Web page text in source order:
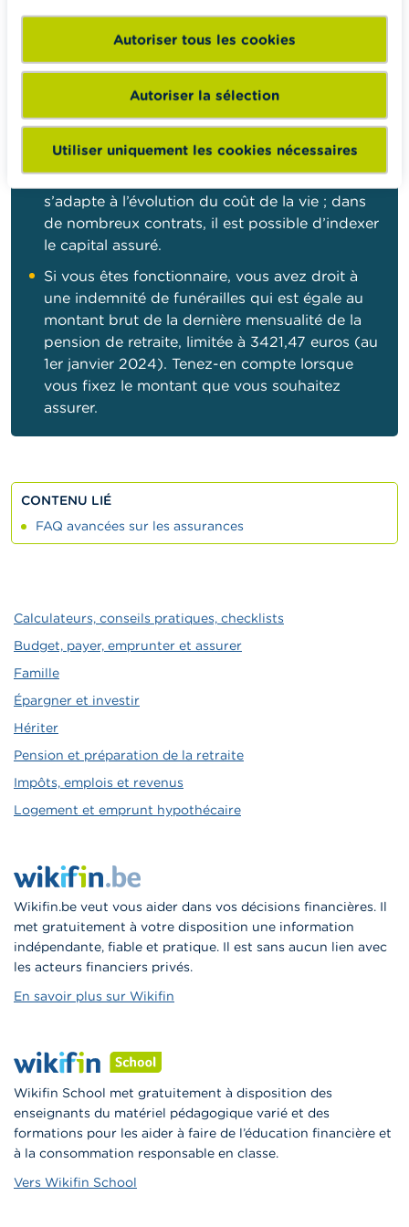
Autoriser tous les cookies
Autoriser la sélection
Utiliser uniquement les cookies nécessaires
Conseils Wikifin
Informez-vous auprès de différents assureurs
du montant des primes et de la couverture
offerte par l’assurance.
Faites en sorte que votre assurance obsèques
s’adapte à l’évolution du coût de la vie ; dans
de nombreux contrats, il est possible d’indexer
le capital assuré.
Si vous êtes fonctionnaire, vous avez droit à
une indemnité de funérailles qui est égale au
montant brut de la dernière mensualité de la
pension de retraite, limitée à 3421,47 euros (au
1er janvier 2024). Tenez-en compte lorsque
vous fixez le montant que vous souhaitez
assurer.
CONTENU LIÉ
FAQ avancées sur les assurances
Calculateurs, conseils pratiques, checklists
Budget, payer, emprunter et assurer
Famille
Épargner et investir
Hériter
Pension et préparation de la retraite
Impôts, emplois et revenus
Logement et emprunt hypothécaire
Wikifin.be veut vous aider dans vos décisions financières. Il
met gratuitement à votre disposition une information
indépendante, fiable et pratique. Il est sans aucun lien avec
les acteurs financiers privés.
En savoir plus sur Wikifin
Wikifin School met gratuitement à disposition des
enseignants du matériel pédagogique varié et des
formations pour les aider à faire de l’éducation financière et
à la consommation responsable en classe.
Vers Wikifin School